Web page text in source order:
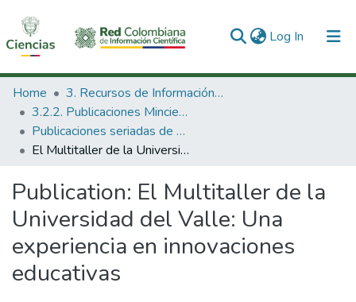
Log In (current)
Communities & Collections
All of DSpace
Statistics
Home
3. Recursos de Información Científica y Tecnológica
3.2.2. Publicaciones Minciencias
Publicaciones seriadas de Minciencias
El Multitaller de la Universidad del Valle: Una experiencia en innovaciones educativas
Publication: El Multitaller de la
Universidad del Valle: Una
experiencia en innovaciones
educativas